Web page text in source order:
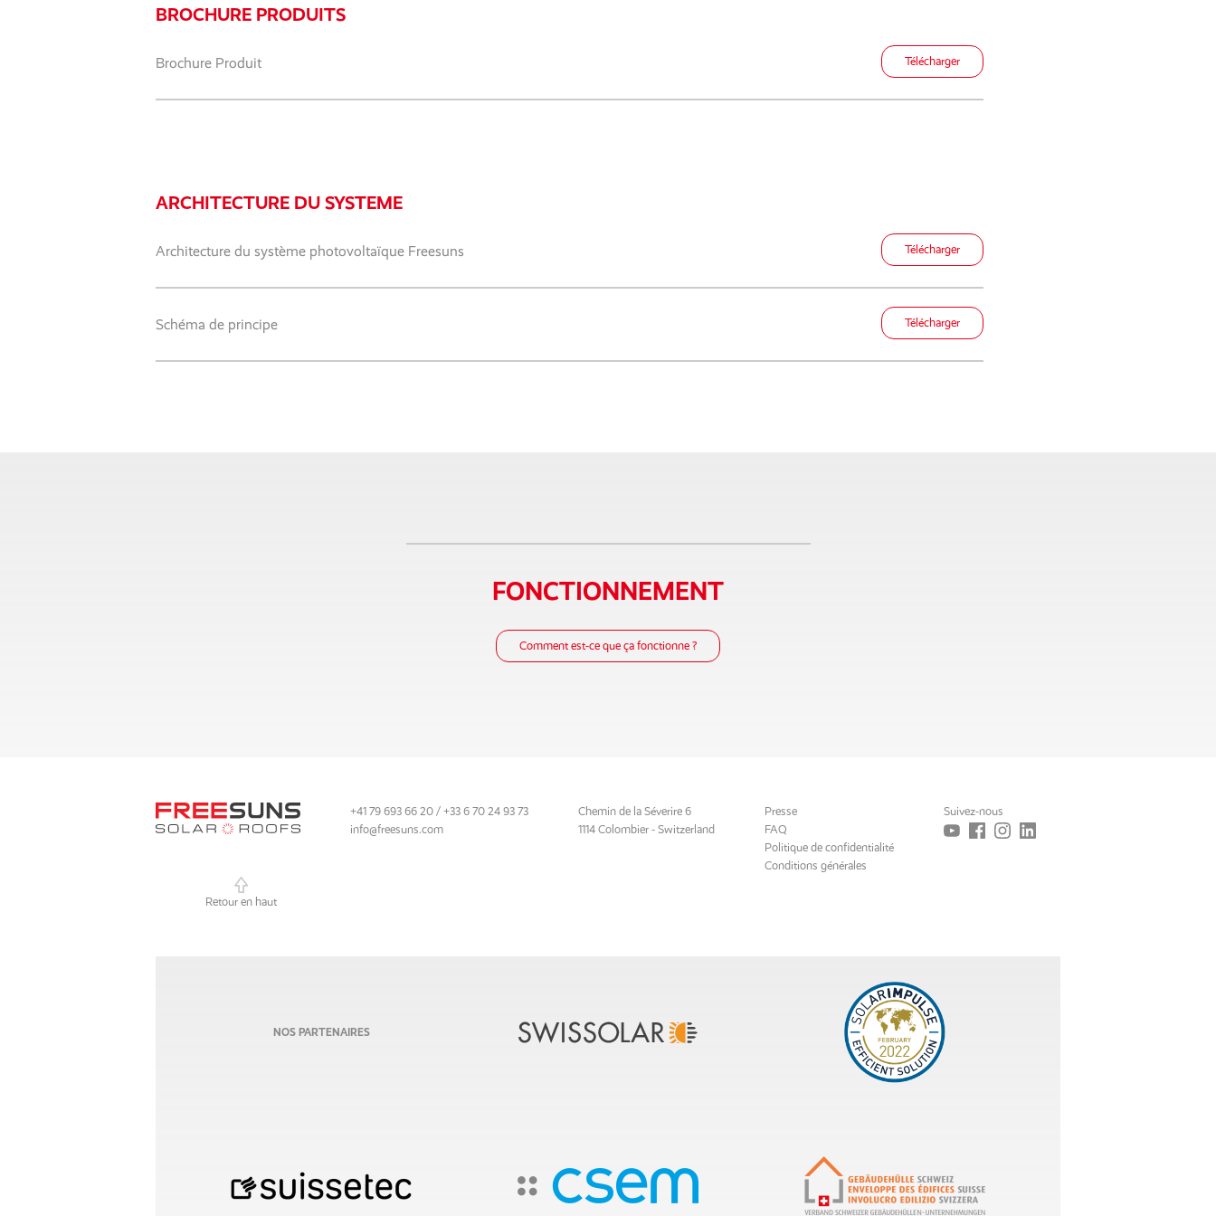
BROCHURE PRODUITS
Brochure Produit Télécharger
ARCHITECTURE DU SYSTEME
Architecture du système photovoltaïque Freesuns Télécharger
Schéma de principe Télécharger
FONCTIONNEMENT
Comment est-ce que ça fonctionne ?
+41 79 693 66 20 / +33 6 70 24 93 73
info@freesuns.com
Chemin de la Séverire 6
1114 Colombier - Switzerland
Presse
FAQ
Politique de confidentialité
Conditions générales
Suivez-nous
Retour en haut
NOS PARTENAIRES